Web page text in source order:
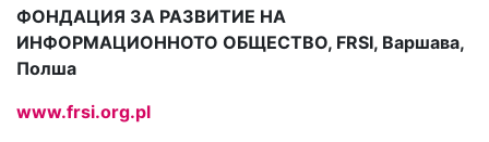
ФОНДАЦИЯ ЗА РАЗВИТИЕ НА
ИНФОРМАЦИОННОТО ОБЩЕСТВО, FRSI, Варшава,
Полша
www.frsi.org.pl